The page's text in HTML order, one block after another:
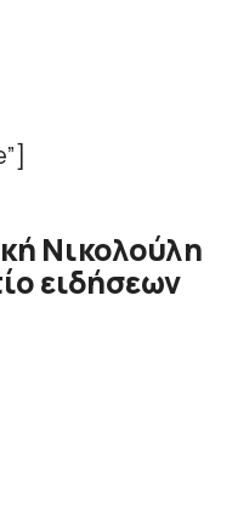
Νικολούλη
ειδήσεων